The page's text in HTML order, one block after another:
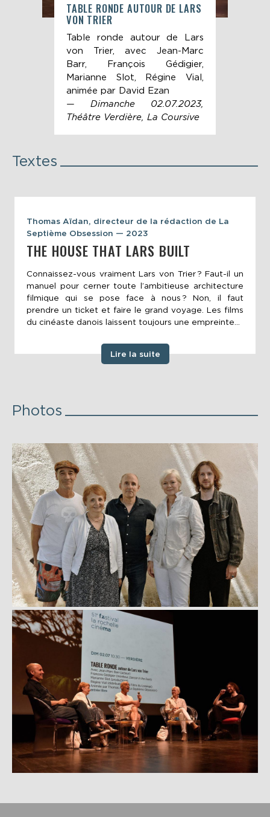
TABLE RONDE AUTOUR DE LARS
VON TRIER
Table ronde autour de Lars
von Trier, avec Jean-Marc
Barr, François Gédigier,
Marianne Slot, Régine Vial,
animée par David Ezan
— Dimanche 02.07.2023,
Théâtre Verdière, La Coursive
Textes
Thomas Aïdan, directeur de la rédaction de La
Septième Obsession — 2023
THE HOUSE THAT LARS BUILT
Connaissez-vous vraiment Lars von Trier ? Faut-il un
manuel pour cerner toute l’ambitieuse architecture
filmique qui se pose face à nous ? Non, il faut
prendre un ticket et faire le grand voyage. Les films
du cinéaste danois laissent toujours une empreinte...
Lire la suite
Photos